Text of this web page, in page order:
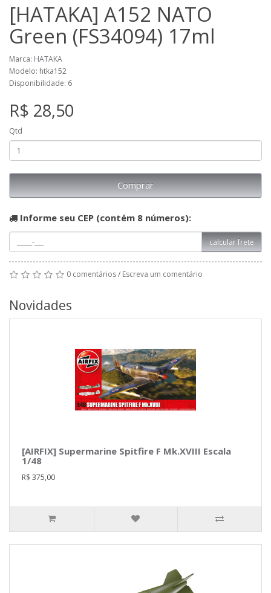
[HATAKA] A152 NATO
Green (FS34094) 17ml
Marca: HATAKA
Modelo: htka152
Disponibilidade: 6
R$ 28,50
Qtd
Comprar
Informe seu CEP (contém 8 números):
calcular frete
0 comentários/ Escreva um comentário
Novidades
[AIRFIX] Supermarine Spitfire F Mk.XVIII Escala
1/48
R$ 375,00